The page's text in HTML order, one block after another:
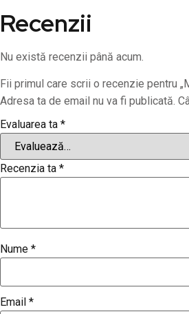
Recenzii
Nu există recenzii până acum.
Fii primul care scrii o recenzie pentru
Adresa ta de email nu va fi publicată.
Evaluarea ta *
Recenzia ta *
Nume *
Email *